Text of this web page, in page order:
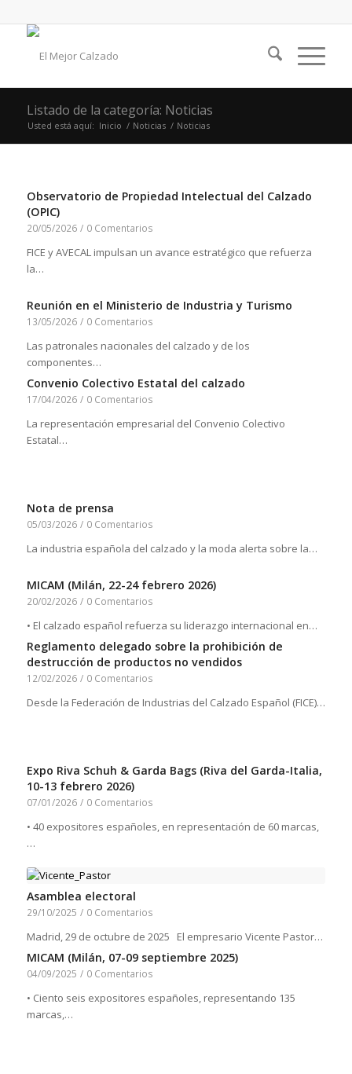
Listado de la categoría: Noticias
Usted está aquí: Inicio / Noticias / Noticias
Observatorio de Propiedad Intelectual del Calzado
(OPIC)
20/05/2026 / 0 Comentarios
FICE y AVECAL impulsan un avance estratégico que refuerza
la…
Reunión en el Ministerio de Industria y Turismo
13/05/2026 / 0 Comentarios
Las patronales nacionales del calzado y de los
componentes…
Convenio Colectivo Estatal del calzado
17/04/2026 / 0 Comentarios
La representación empresarial del Convenio Colectivo
Estatal…
Nota de prensa
05/03/2026 / 0 Comentarios
La industria española del calzado y la moda alerta sobre la…
MICAM (Milán, 22-24 febrero 2026)
20/02/2026 / 0 Comentarios
• El calzado español refuerza su liderazgo internacional en…
Reglamento delegado sobre la prohibición de
destrucción de productos no vendidos
12/02/2026 / 0 Comentarios
Desde la Federación de Industrias del Calzado Español (FICE)…
Expo Riva Schuh & Garda Bags (Riva del Garda-Italia,
10-13 febrero 2026)
07/01/2026 / 0 Comentarios
• 40 expositores españoles, en representación de 60 marcas,
…
Asamblea electoral
29/10/2025 / 0 Comentarios
Madrid, 29 de octubre de 2025 El empresario Vicente Pastor…
MICAM (Milán, 07-09 septiembre 2025)
04/09/2025 / 0 Comentarios
• Ciento seis expositores españoles, representando 135
marcas,…